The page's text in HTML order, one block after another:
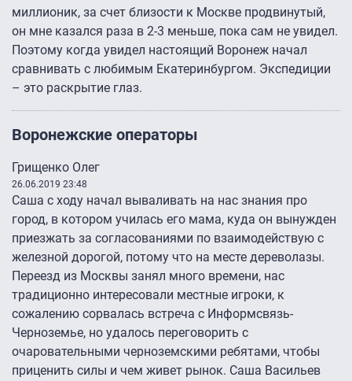
миллионик, за счет близости к Москве продвинутый,
он мне казался раза в 2-3 меньше, пока сам не увидел.
Поэтому когда увидел настоящий Воронеж начал
сравнивать с любимым Екатеринбургом. Экспедиции
– это раскрытие глаз.
Воронежские операторы
Грищенко Олег
26.06.2019 23:48
Саша с ходу начал вываливать на нас знания про
город, в котором училась его мама, куда он вынужден
приезжать за согласованиями по взаимодействую с
железной дорогой, потому что на месте дереволазы.
Переезд из Москвы занял много времени, нас
традиционно интересовали местные игроки, к
сожалению сорвалась встреча с Информсвязь-
Черноземье, но удалось переговорить с
очаровательными черноземскими ребятами, чтобы
приценить силы и чем живет рынок. Саша Васильев